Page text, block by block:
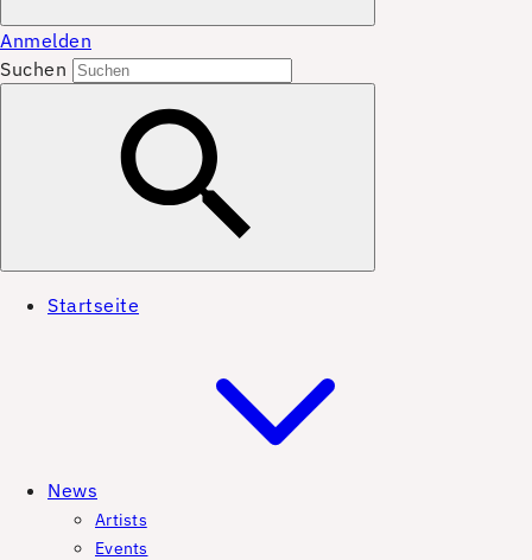
Anmelden
Suchen
Startseite
News
Artists
Events